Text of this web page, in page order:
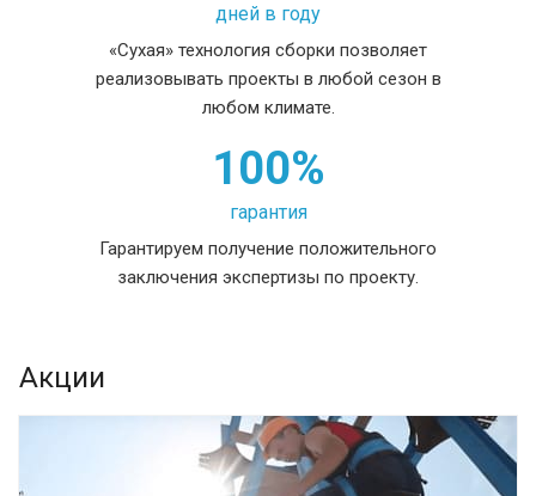
дней в году
«Сухая» технология сборки позволяет
реализовывать проекты в любой сезон в
любом климате.
100%
гарантия
Гарантируем получение положительного
заключения экспертизы по проекту.
Акции